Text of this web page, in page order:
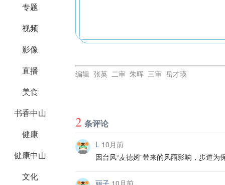
专题
视频
影像
直播
美食
书香中山
健康
健康中山
文化
编辑 张英 二审 朱晖 三审 岳才瑛
2 条评论
L 10月前
因台风“麦德姆”带来的风雨影响，步道